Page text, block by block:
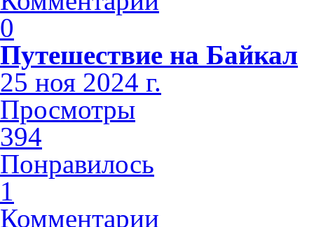
0
Путешествие на Байкал
25 ноя 2024 г.
Просмотры
394
Понравилось
1
Комментарии